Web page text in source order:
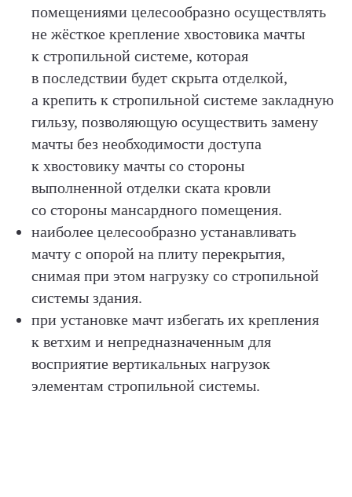
помещениями целесообразно осуществлять
не жёсткое крепление хвостовика мачты
к стропильной системе, которая
в последствии будет скрыта отделкой,
а крепить к стропильной системе закладную
гильзу, позволяющую осуществить замену
мачты без необходимости доступа
к хвостовику мачты со стороны
выполненной отделки ската кровли
со стороны мансардного помещения.
наиболее целесообразно устанавливать
мачту с опорой на плиту перекрытия,
снимая при этом нагрузку со стропильной
системы здания.
при установке мачт избегать их крепления
к ветхим и непредназначенным для
восприятие вертикальных нагрузок
элементам стропильной системы.